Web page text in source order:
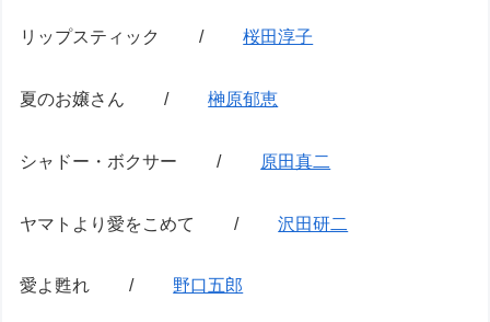
リップスティック /桜田淳子
夏のお嬢さん /榊原郁恵
シャドー・ボクサー / 原田真二
ヤマトより愛をこめて /沢田研二
愛よ甦れ /野口五郎